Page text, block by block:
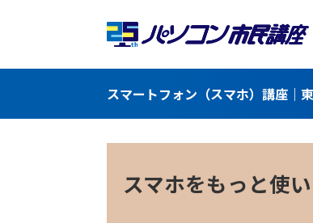
スマートフォン（スマホ）講座｜
スマホをもっと使